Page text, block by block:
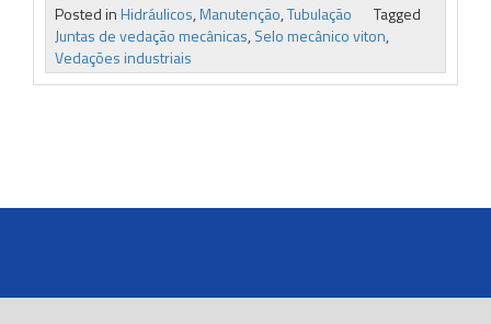
Posted inHidráulicos,Manutenção,Tubulação
Tagged
Juntas de vedação mecânicas,Selo mecânico viton,
Vedações industriais